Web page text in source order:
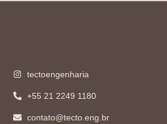
tectoengenharia
+55 21 2249 1180
contato@tecto.eng.br